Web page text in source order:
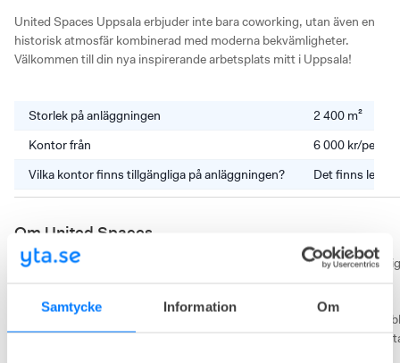
Samtycke Information Om
United Spaces Uppsala erbjuder inte bara coworking, utan även en
historisk atmosfär kombinerad med moderna bekvämligheter.
Välkommen till din nya inspirerande arbetsplats mitt i Uppsala!
Storlek på anläggningen
2 400 m²
Kontor från
6 000 kr/
Vilka kontor finns tillgängliga på anläggningen?
Det finns
Om United Spaces
United Spaces, tidigare även känt som iOffice, samlar idag ett av
Suites i flera städer. De erbjuder ett brett utbud av arbetsplatser för
företag i olika storlekar och skeden. Här erbjuds inspirerande och
arbetsmiljöer för allt från enmansbolag och mindre team till större